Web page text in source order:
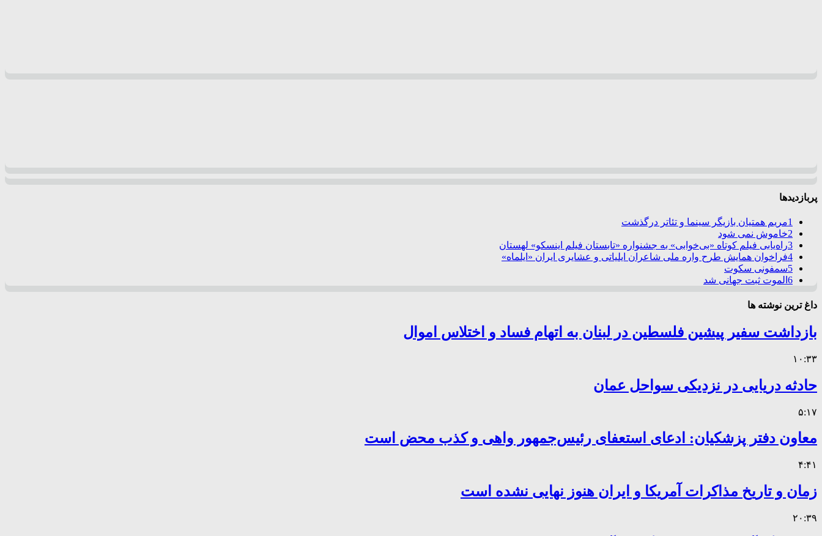
پربازدیدها
1مریم همتیان بازیگر سینما و تئاتر درگذشت
2خاموش نمی شود
3راه‌یابی فیلم کوتاه «بی‌خوابی» به جشنواره «تابستان فیلم اینسکو» لهستان
4فراخوان همایش طرح واره ملی شاعران ایلیاتی و عشایری ایران «ایلماه»
5سمفونی سکوت
6 الموت ثبت جهانی شد
داغ ترین نوشته ها
بازداشت سفیر پیشین فلسطین در لبنان به اتهام فساد و اختلاس اموال
۱۰:۳۳
حادثه دریایی در نزدیکی سواحل عمان
۵:۱۷
معاون دفتر پزشکیان: ادعای استعفای رئیس‌جمهور واهی و کذب محض است
۴:۴۱
زمان و تاریخ مذاکرات آمریکا و ایران هنوز نهایی نشده است
۲۰:۳۹